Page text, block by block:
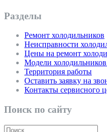
Разделы
Ремонт холодильников
Неисправности
Цены на ремонт
Модели холодильников
Территория работы
Оставить заявку на
Контакты сервисного
Поиск по сайту